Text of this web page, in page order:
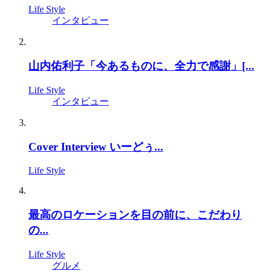
Life Style
インタビュー
山内佑利子「今あるものに、全力で感謝」[...
Life Style
インタビュー
Cover Interview いーどぅ...
Life Style
最高のロケーションを目の前に、こだわり
の...
Life Style
グルメ